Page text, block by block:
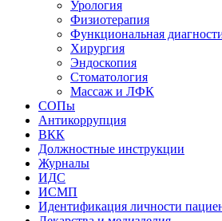
Урология
Физиотерапия
Функциональная
Хирургия
Эндоскопия
Стоматология
Массаж и ЛФК
СОПы
Антикоррупция
ВКК
Должностные инструкции
Журналы
ИДС
ИСМП
Идентификация личности